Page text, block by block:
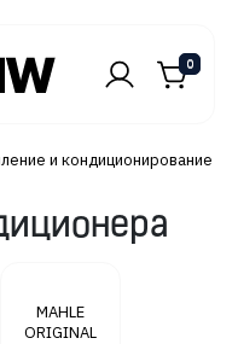
0
и кондиционирование
MAHLE
ORIGINAL